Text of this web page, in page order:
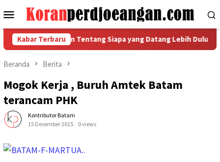
ke
Menu
Mobile
Kabar Terbaru
Metal Bukan Tentang Siapa yang Datang Lebih Dulu, tetapi
Beranda Berita
Mogok Kerja , Buruh Amtek Batam
terancam PHK
Kontributor Batam
15 Desember 2015
0 views